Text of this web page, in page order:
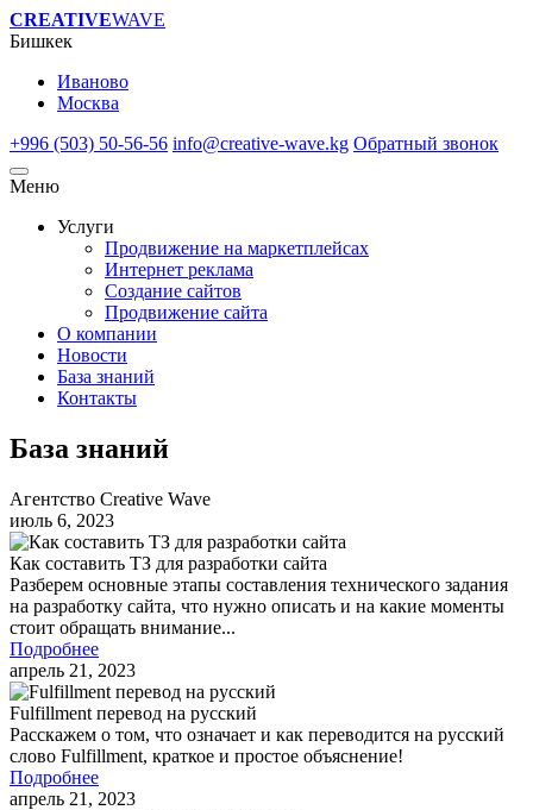
CREATIVEWAVE
Бишкек
Иваново
Москва
+996 (503) 50-56-56 info@creative-wave.kg Обратный звонок
Меню
Услуги
Продвижение на маркетплейсах
Интернет реклама
Создание сайтов
Продвижение сайта
О компании
Новости
База знаний
Контакты
База знаний
Агентство Creative Wave
июль 6, 2023
Как составить ТЗ для разработки сайта
Разберем основные этапы составления технического задания
на разработку сайта, что нужно описать и на какие моменты
стоит обращать внимание...
Подробнее
апрель 21, 2023
Fulfillment перевод на русский
Расскажем о том, что означает и как переводится на русский
слово Fulfillment, краткое и простое объяснение!
Подробнее
апрель 21, 2023